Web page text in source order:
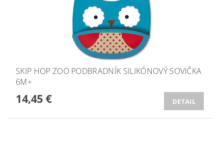
SKIP HOP ZOO PODBRADNÍK SILIKÓNOVÝ SOVIČKA
6M+
14,45 € DETAIL